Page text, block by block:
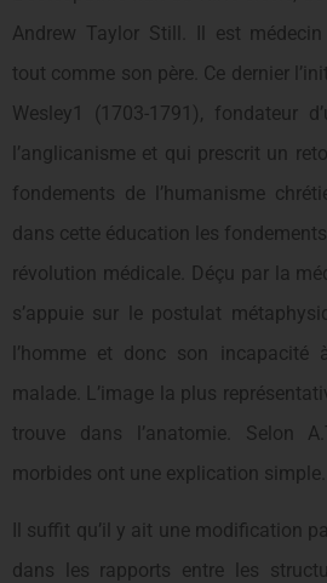
Andrew Taylor Still. Il est
tout comme son père. Ce dernier
Wesley1 (1703-1791), fondateur
l’anglicanisme et qui prescrit un
fondements de l’humanisme
dans cette éducation les
révolution médicale. Déçu par la
s’appuie sur le postulat
l’homme et donc son incapacité
malade. L’image la plus
trouve dans l’anatomie. Selon
morbides ont une explication simple.
Il suffit qu’il y ait une modification
dans les rapports entre les